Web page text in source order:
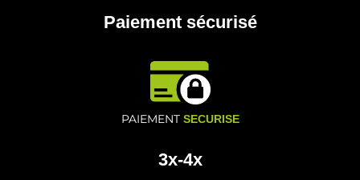
Paiement sécurisé
PAIEMENT SECURISE
3x-4x